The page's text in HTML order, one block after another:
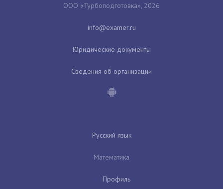
ООО «Турбоподготовка», 2026
Юридические документы
Сведения об организации
Русский язык
Математика
Профиль